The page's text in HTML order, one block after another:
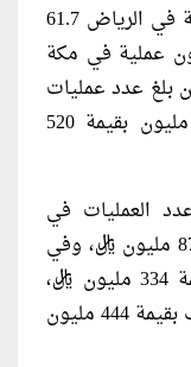
بلغ عدد عمليات نقاط البيع الأسبوعية في الرياض 61.7
4.3 مليار ريال، و8.5 مليون عملية في مكة
في حين بلغ عدد عمليات
نقاط البيع في المدينة المنورة 8.4 مليون بقيمة 520
العمليات في
الملابس والأحذية 6.6 مليون بقيمة 871 مليون ريال، وفي
مواد التشييد والبناء 1.6 مليون بقيمة 334 مليون ريال،
وبلغ عدد العمليات في التعليم 146 ألف بقيمة 444 مليون